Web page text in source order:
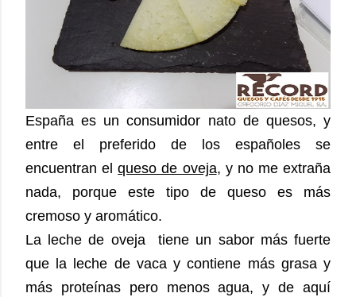
España es un consumidor nato de quesos, y
entre el preferido de los españoles se
encuentran elqueso de oveja, y no me extraña
nada, porque este tipo de queso es más
cremoso y aromático.
La leche de oveja tiene un sabor más fuerte
que la leche de vaca y contiene más grasa y
más proteínas pero menos agua, y de aquí